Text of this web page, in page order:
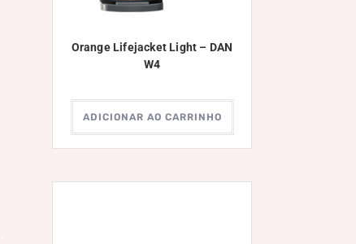
Orange Lifejacket Light – DAN
W4
ADICIONAR AO CARRINHO